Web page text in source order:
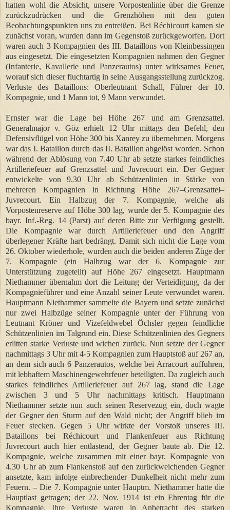
hatten wohl die Absicht, unsere Vorpostenlinie über die Grenze
zurückzudrücken und die Grenzhöhen mit den guten
Beobachtungspunkten uns zu entreißen. Bei Réchicourt kamen sie
zunächst voran, wurden dann im Gegenstoß zurückgeworfen. Dort
waren auch 3 Kompagnien des III. Bataillons von Kleinbessingen
aus eingesetzt. Die eingesetzten Kompagnien nahmen den Gegner
(Infanterie, Kavallerie und Panzerautos) unter wirksames Feuer,
worauf sich dieser fluchtartig in seine Ausgangsstellung zurückzog.
Verluste des Bataillons: Oberleutnant Schall, Führer der 10.
Kompagnie, und 1 Mann tot, 9 Mann verwundet.
Ernster war die Lage bei Höhe 267 und am Grenzsattel.
Generalmajor v. Göz erhielt 12 Uhr mittags den Befehl, den
Defensivflügel von Höhe 300 bis Xanrey zu übernehmen. Morgens
war das I. Bataillon durch das II. Bataillon abgelöst worden. Schon
während der Ablösung von 7.40 Uhr ab setzte starkes feindliches
Artilleriefeuer auf Grenzsattel und Juvrecourt ein. Der Gegner
entwickelte von 9.30 Uhr ab Schützenlinien in Stärke von
mehreren Kompagnien in Richtung Höhe 267–Grenzsattel–
Juvrecourt. Ein Halbzug der 7. Kompagnie, welche als
Vorpostenreserve auf Höhe 300 lag, wurde der 5. Kompagnie des
bayr. Inf.-Reg. 14 (Parst) auf deren Bitte zur Verfügung gestellt.
Die Kompagnie war durch Artilleriefeuer und den Angriff
überlegener Kräfte hart bedrängt. Damit sich nicht die Lage vom
26. Oktober wiederhole, wurden auch die beiden anderen Züge der
7. Kompagnie (ein Halbzug war der 6. Kompagnie zur
Unterstützung zugeteilt) auf Höhe 267 eingesetzt. Hauptmann
Niethammer übernahm dort die Leitung der Verteidigung, da der
Kompagnieführer und eine Anzahl seiner Leute verwundet waren.
Hauptmann Niethammer sammelte die Bayern und setzte zunächst
nur zwei Halbzüge seiner Kompagnie unter der Führung von
Leutnant Kröner und Vizefeldwebel Öchsler gegen feindliche
Schützenlinien im Talgrund ein. Diese Schützenlinien des Gegners
erlitten starke Verluste und wichen zurück. Nun setzte der Gegner
nachmittags 3 Uhr mit 4-5 Kompagnien zum Hauptstoß auf 267 an,
an dem sich auch 6 Panzerautos, welche bei Arracourt auffuhren,
mit lebhaftem Maschinengewehrfeuer beteiligten. Da zugleich auch
starkes feindliches Artilleriefeuer auf 267 lag, stand die Lage
zwischen 3 und 5 Uhr nachmittags kritisch. Hauptmann
Niethammer setzte nun auch seinen Reservezug ein, doch wagte
der Gegner den Sturm auf den Wald nicht; der Angriff blieb im
Feuer stecken. Gegen 5 Uhr wirkte der Vorstoß unseres III.
Bataillons bei Réchicourt und Flankenfeuer aus Richtung
Juvrecourt auch hier entlastend, der Gegner baute ab. Die 12.
Kompagnie, welche zusammen mit einer bayr. Kompagnie von
4.30 Uhr ab zum Flankenstoß auf den zurückweichenden Gegner
ansetzte, kam infolge einbrechender Dunkelheit nicht mehr zum
Feuern. – Die 7. Kompagnie unter Hauptm. Niethammer hatte die
Hauptlast getragen; der 22. Nov. 1914 ist ein Ehrentag für die
Kompagnie. Ihre Verluste waren in Anbetracht des starken